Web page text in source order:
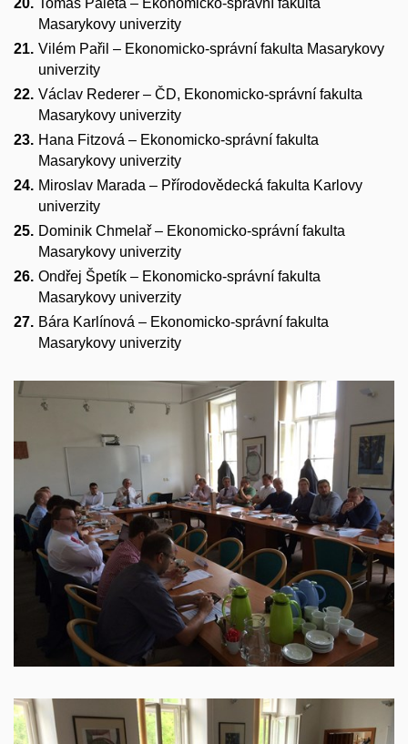
Tomáš Paleta – Ekonomicko-správní fakulta
Masarykovy univerzity
Vilém Pařil – Ekonomicko-správní fakulta Masarykovy
univerzity
Václav Rederer – ČD, Ekonomicko-správní fakulta
Masarykovy univerzity
Hana Fitzová – Ekonomicko-správní fakulta
Masarykovy univerzity
Miroslav Marada – Přírodovědecká fakulta Karlovy
univerzity
Dominik Chmelař – Ekonomicko-správní fakulta
Masarykovy univerzity
Ondřej Špetík – Ekonomicko-správní fakulta
Masarykovy univerzity
Bára Karlínová – Ekonomicko-správní fakulta
Masarykovy univerzity